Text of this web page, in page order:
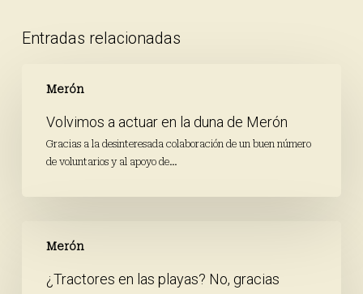
Entradas relacionadas
Merón
duna
Volvimos a actuar en la duna de Merón
Gracias a la desinteresada colaboración de un buen número
de voluntarios y al apoyo de…
Merón
playas?
¿Tractores en las playas? No, gracias